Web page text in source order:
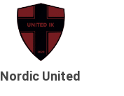
Nordic United